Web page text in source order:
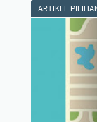
ARTIKEL